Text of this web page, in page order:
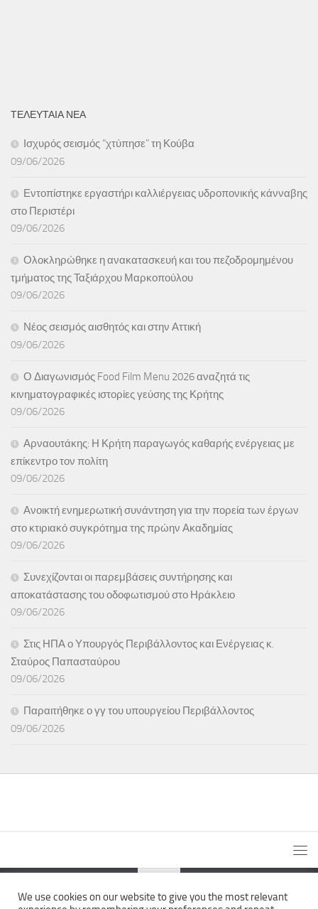
ΤΕΛΕΥΤΑΙΑ ΝΕΑ
Ισχυρός σεισμός “χτύπησε” τη Κούβα
09/06/2026
Εντοπίστηκε εργαστήρι καλλιέργειας υδροπονικής κάνναβης
στο Περιστέρι
09/06/2026
Ολοκληρώθηκε η ανακατασκευή και του πεζοδρομημένου
τμήματος της Ταξιάρχου Μαρκοπούλου
09/06/2026
Νέος σεισμός αισθητός και στην Αττική
09/06/2026
Ο Διαγωνισμός Food Film Menu 2026 αναζητά τις
κινηματογραφικές ιστορίες γεύσης της Κρήτης
09/06/2026
Αρναουτάκης: Η Κρήτη παραγωγός καθαρής ενέργειας με
επίκεντρο τον πολίτη
09/06/2026
Ανοικτή ενημερωτική συνάντηση για την πορεία των έργων
στο κτιριακό συγκρότημα της πρώην Ακαδημίας
09/06/2026
Συνεχίζονται οι παρεμβάσεις συντήρησης και
αποκατάστασης του οδοφωτισμού στο Ηράκλειο
09/06/2026
Στις ΗΠΑ ο Υπουργός Περιβάλλοντος και Ενέργειας κ.
Σταύρος Παπασταύρου
09/06/2026
Παραιτήθηκε ο γγ του υπουργείου Περιβάλλοντος
09/06/2026
We use cookies on our website to give you the most relevant